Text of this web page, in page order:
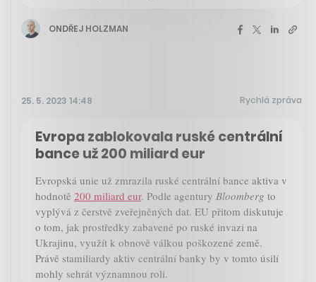
ONDŘEJ HOLZMAN
25. 5. 2023 14:48 Rychlá zpráva
Evropa zablokovala ruské centrální
bance už 200 miliard eur
Evropská unie už zmrazila ruské centrální bance aktiva v
hodnotě 200 miliard eur. Podle agentury Bloomberg to
vyplývá z čerstvě zveřejněných dat. EU přitom diskutuje
o tom, jak prostředky zabavené po ruské invazi na
Ukrajinu, využít k obnově válkou poškozené země.
Právě stamiliardy aktiv centrální banky by v tomto úsilí
mohly sehrát významnou roli.